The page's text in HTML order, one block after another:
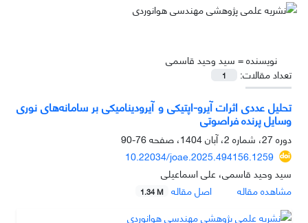
نویسنده = سید وحید قاسمی
تعداد مقالات:
1
تحلیل عددی اثرات آیرو-اپتیکی و آیرودینامیکی بر سامانه‌های نوری
وسایل پرنده فراصوتی
دوره 27، شماره 2، آبان 1404، صفحه
76-90
10.22034/joae.2025.494156.1259
سید وحید قاسمی، علی اسماعیلی
مشاهده مقاله
اصل مقاله 1.34 M